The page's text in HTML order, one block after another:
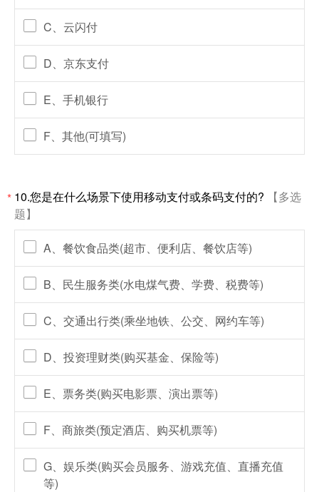
C、云闪付
D、京东支付
E、手机银行
F、其他(可填写)
* 10.您是在什么场景下使用移动支付或条码支付的?
【多选
题】
A、餐饮食品类(超市、便利店、餐饮店等)
B、民生服务类(水电煤气费、学费、税费等)
C、交通出行类(乘坐地铁、公交、网约车等)
D、投资理财类(购买基金、保险等)
E、票务类(购买电影票、演出票等)
F、商旅类(预定酒店、购买机票等)
G、娱乐类(购买会员服务、游戏充值、直播充值
等)